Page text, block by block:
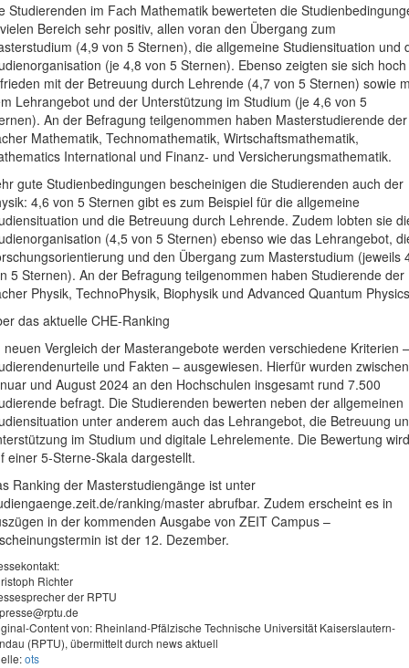
Studierenden im Fach Mathematik bewerteten die
Bereich sehr positiv, allen voran den Übergang zum
(4,9 von 5 Sternen), die allgemeine Studiensituation und
(je 4,8 von 5 Sternen). Ebenso zeigten sie sich hoch
mit der Betreuung durch Lehrende (4,7 von 5 Sternen) sowie
Lehrangebot und der Unterstützung im Studium (je 4,6 von 5
An der Befragung teilgenommen haben Masterstudierende der
Mathematik, Technomathematik, Wirtschaftsmathematik,
International und Finanz- und Versicherungsmathematik.
gute Studienbedingungen bescheinigen die Studierenden auch der
4,6 von 5 Sternen gibt es zum Beispiel für die allgemeine
und die Betreuung durch Lehrende. Zudem lobten sie
(4,5 von 5 Sternen) ebenso wie das Lehrangebot,
und den Übergang zum Masterstudium (jeweils
5 Sternen). An der Befragung teilgenommen haben Studierende der
Physik, TechnoPhysik, Biophysik und Advanced Quantum
das aktuelle CHE-Ranking
neuen Vergleich der Masterangebote werden verschiedene Kriterien –
und Fakten – ausgewiesen. Hierfür wurden zwischen
und August 2024 an den Hochschulen insgesamt rund 7.500
befragt. Die Studierenden bewerten neben der allgemeinen
unter anderem auch das Lehrangebot, die Betreuung
im Studium und digitale Lehrelemente. Die Bewertung wird
einer 5-Sterne-Skala dargestellt.
Ranking der Masterstudiengänge ist unter
ranking/master abrufbar. Zudem erscheint es in
in der kommenden Ausgabe von ZEIT Campus –
ist der 12. Dezember.
Richter
der RPTU
presse@rptu.de
Content von: Rheinland-Pfälzische Technische Universität Kaiserslautern-
(RPTU), übermittelt durch news aktuell
ots